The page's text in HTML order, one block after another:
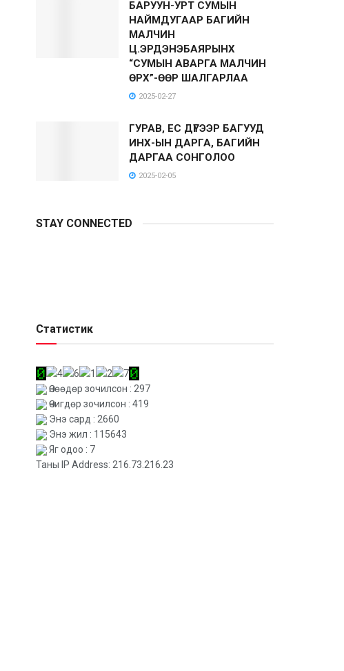
БАРУУН-УРТ СУМЫН
НАЙМДУГААР БАГИЙН
МАЛЧИН
Ц.ЭРДЭНЭБАЯРЫНХ
“СУМЫН АВАРГА МАЛЧИН
ӨРХ”-ӨӨР ШАЛГАРЛАА
2025-02-27
ГУРАВ, ЕС ДҮГЭЭР БАГУУД
ИНХ-ЫН ДАРГА, БАГИЙН
ДАРГАА СОНГОЛОО
2025-02-05
STAY CONNECTED
Статистик
Өнөөдөр зочилсон : 297
Өчигдөр зочилсон : 419
Энэ сард : 2660
Энэ жил : 115643
Яг одоо : 7
Таны IP Address: 216.73.216.23